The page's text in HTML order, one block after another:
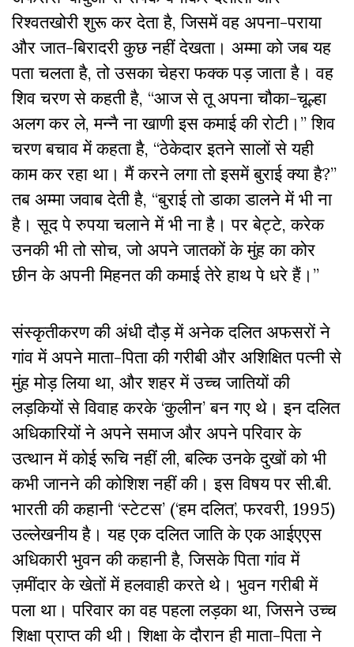
रिश्वतखोरी शुरू कर देता है, जिसमें वह अपना-पराया
और जात-बिरादरी कुछ नहीं देखता। अम्मा को जब यह
पता चलता है, तो उसका चेहरा फक्क पड़ जाता है। वह
शिव चरण से कहती है, “आज से तू अपना चौका-चूल्हा
अलग कर ले, मन्नै ना खाणी इस कमाई की रोटी।” शिव
चरण बचाव में कहता है, “ठेकेदार इतने सालों से यही
काम कर रहा था। मैं करने लगा तो इसमें बुराई क्या है?”
तब अम्मा जवाब देती है, “बुराई तो डाका डालने में भी ना
है। सूद पे रुपया चलाने में भी ना है। पर बेट्टे, करेक
उनकी भी तो सोच, जो अपने जातकों के मुंह का कोर
छीन के अपनी मिहनत की कमाई तेरे हाथ पे धरे हैं।”
संस्कृतीकरण की अंधी दौड़ में अनेक दलित अफसरों ने
गांव में अपने माता-पिता की गरीबी और अशिक्षित पत्नी से
मुंह मोड़ लिया था, और शहर में उच्च जातियों की
लड़कियों से विवाह करके ‘कुलीन’ बन गए थे। इन दलित
अधिकारियों ने अपने समाज और अपने परिवार के
उत्थान में कोई रूचि नहीं ली, बल्कि उनके दुखों को भी
कभी जानने की कोशिश नहीं की। इस विषय पर सी.बी.
भारती की कहानी ‘स्टेटस’ (‘हम दलित’, फरवरी, 1995)
उल्लेखनीय है। यह एक दलित जाति के एक आईएएस
अधिकारी भुवन की कहानी है, जिसके पिता गांव में
ज़मींदार के खेतों में हलवाही करते थे। भुवन गरीबी में
पला था। परिवार का वह पहला लड़का था, जिसने उच्च
शिक्षा प्राप्त की थी। शिक्षा के दौरान ही माता-पिता ने